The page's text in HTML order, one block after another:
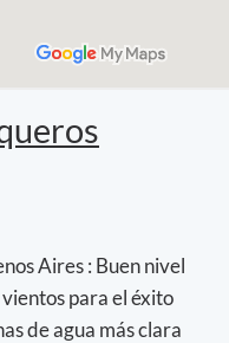
Aires : Buen nivel
para el éxito
de agua más clara